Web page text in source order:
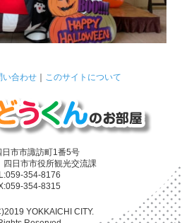
い合わせ ｜ このサイトについて
日市市諏訪町1番5号
四日市市役所観光交流課
354-8176
354-8315
YOKKAICHI CITY.